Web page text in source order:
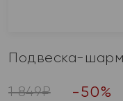
Подвеска-
1 849₽ -50%